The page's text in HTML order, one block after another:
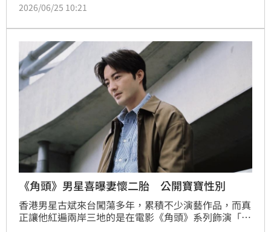
儘管航空公司設有嚴格的行為規範，但據稱在長途航程
「高空社交」在特定圈子中並不少見，顯示出在光鮮亮
麗的制服之下，存在著另一面充滿爭議且極度私密的職
場生活。
2026/06/25 10:21
《角頭》男星喜曝妻懷二胎 公開寶寶性別
香港男星古斌來台闖蕩多年，累積不少演藝作品，而真
正讓他紅遍兩岸三地的是在電影《角頭》系列飾演「壞